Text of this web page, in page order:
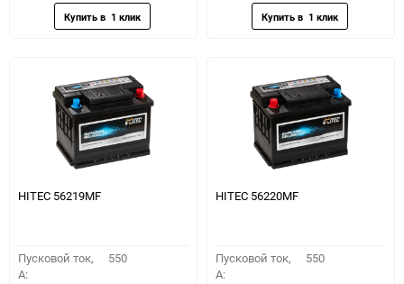
HITEC 56219MF
Пусковой ток,
A:
550
HITEC 56220MF
Пусковой ток,
A:
550